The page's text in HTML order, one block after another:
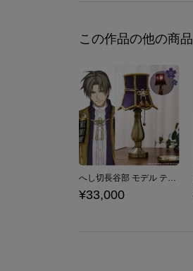
この作品の他の商品
へし切長谷部 モデル テーブルランプ 刀剣乱舞ONLINE
¥33,000